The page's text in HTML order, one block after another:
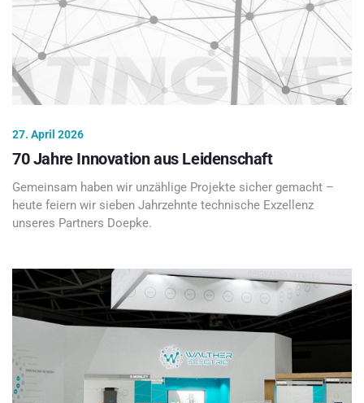
27. April 2026
70 Jahre Innovation aus Leidenschaft
Gemeinsam haben wir unzählige Projekte sicher gemacht –
heute feiern wir sieben Jahrzehnte technische Exzellenz
unseres Partners Doepke.